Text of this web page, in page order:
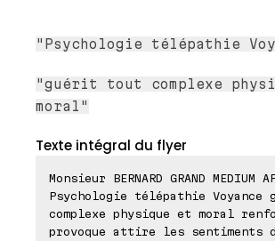
"Psychologie télépathie
"guérit tout complexe
moral"
Texte intégral du flyer
Monsieur BERNARD GRAND MEDIUM
Psychologie télépathie
complexe physique et moral
provoque attire les sentiments